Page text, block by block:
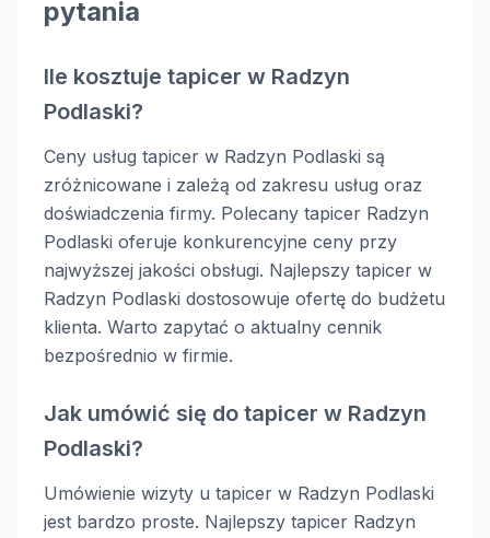
pytania
Ile kosztuje tapicer w Radzyn
Podlaski?
Ceny usług tapicer w Radzyn Podlaski są
zróżnicowane i zależą od zakresu usług oraz
doświadczenia firmy. Polecany tapicer Radzyn
Podlaski oferuje konkurencyjne ceny przy
najwyższej jakości obsługi. Najlepszy tapicer w
Radzyn Podlaski dostosowuje ofertę do budżetu
klienta. Warto zapytać o aktualny cennik
bezpośrednio w firmie.
Jak umówić się do tapicer w Radzyn
Podlaski?
Umówienie wizyty u tapicer w Radzyn Podlaski
jest bardzo proste. Najlepszy tapicer Radzyn